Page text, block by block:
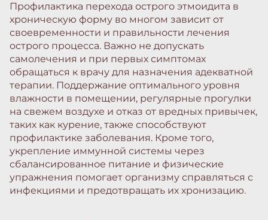
Профилактика перехода острого этмоидита в
хроническую форму во многом зависит от
своевременности и правильности лечения
острого процесса. Важно не допускать
самолечения и при первых симптомах
обращаться к врачу для назначения адекватной
терапии. Поддержание оптимального уровня
влажности в помещении, регулярные прогулки
на свежем воздухе и отказ от вредных привычек,
таких как курение, также способствуют
профилактике заболевания. Кроме того,
укрепление иммунной системы через
сбалансированное питание и физические
упражнения помогает организму справляться с
инфекциями и предотвращать их хронизацию.